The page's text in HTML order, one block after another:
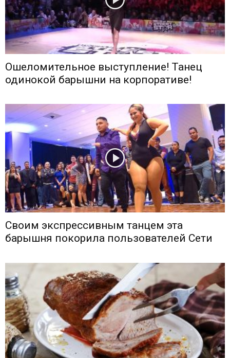
Ошеломительное выступление! Танец
одинокой барышни на корпоративе!
Своим экспрессивным танцем эта
барышня покорила пользователей Сети